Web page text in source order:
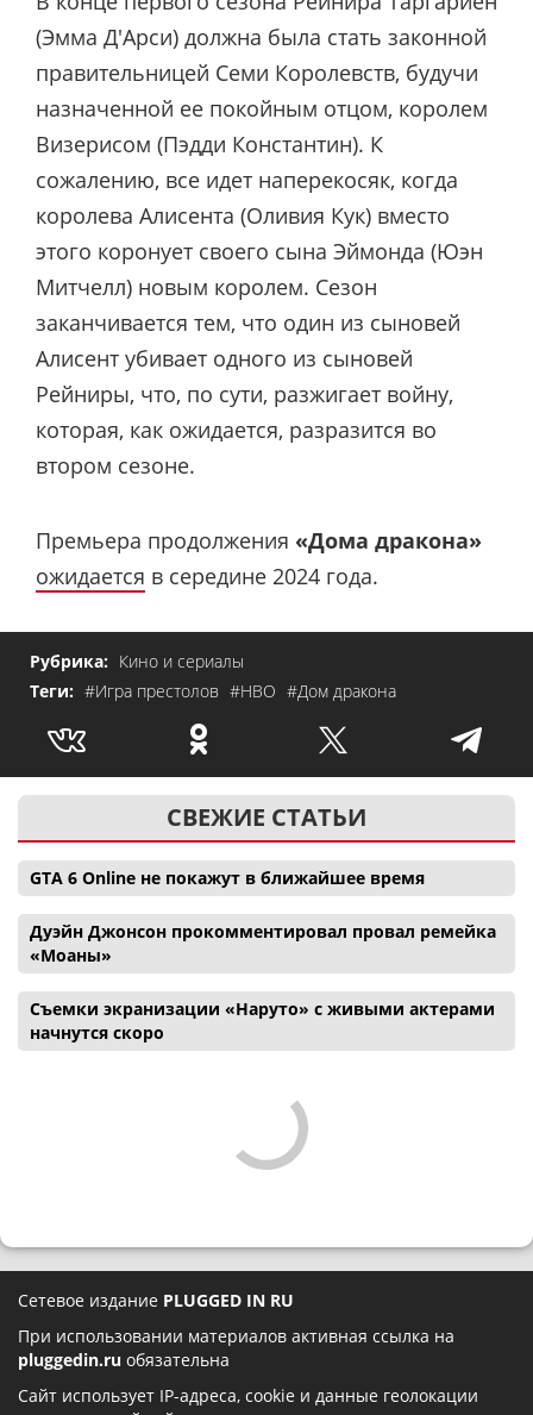
(Эмма Д'Арси) должна была стать законной
правительницей Семи Королевств, будучи
назначенной ее покойным отцом, королем
Визерисом (Пэдди Константин). К
сожалению, все идет наперекосяк, когда
королева Алисента (Оливия Кук) вместо
этого коронует своего сына Эймонда (Юэн
Митчелл) новым королем. Сезон
заканчивается тем, что один из сыновей
Алисент убивает одного из сыновей
Рейниры, что, по сути, разжигает войну,
которая, как ожидается, разразится во
втором сезоне.
Премьера продолжения «Дома дракона»
ожидается в середине 2024 года.
Рубрика: Кино и сериалы
Теги: #Игра престолов #HBO #Дом дракона
СВЕЖИЕ СТАТЬИ
GTA 6 Online не покажут в ближайшее время
Дуэйн Джонсон прокомментировал провал ремейка
«Моаны»
Съемки экранизации «Наруто» с живыми актерами
начнутся скоро
Сетевое издание PLUGGED IN RU
При использовании материалов активная ссылка на
pluggedin.ru обязательна
Сайт использует IP-адреса, cookie и данные геолокации